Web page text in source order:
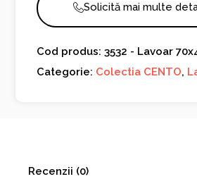
Solicită mai multe
Cod produs: 3532 - Lavoar
Categorie: Colectia CENTO,
Recenzii (0)